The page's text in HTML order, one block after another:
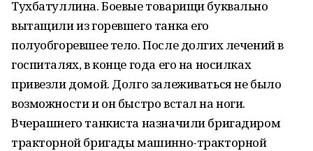
Тухбатуллина. Боевые товарищи буквально
вытащили из горевшего танка его
полуобгоревшее тело. После долгих лечений в
госпиталях, в конце года его на носилках
привезли домой. Долго залеживаться не было
возможности и он быстро встал на ноги.
Вчерашнего танкиста назначили бригадиром
тракторной бригады машинно-тракторной